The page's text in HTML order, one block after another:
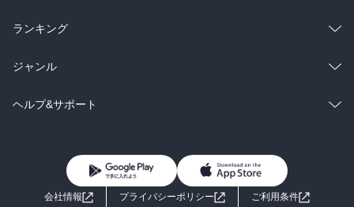
雑誌・グラビア
BL・TL
ラノベ
雑誌・グラビア
BL・TL
総合
ラノベ
雑誌・グラビア
ランキング
総合
ラノベ
ジャンル
コミック
ライトノベル 男子向けラノベ
ヘルプ&サポート
よくあるご質問
お問い合わせ
会社情報
プライバシーポリシー ご利用条件